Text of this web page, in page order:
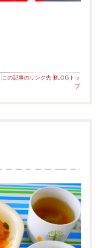
この記事のリンク先 BLOGトッ
プ